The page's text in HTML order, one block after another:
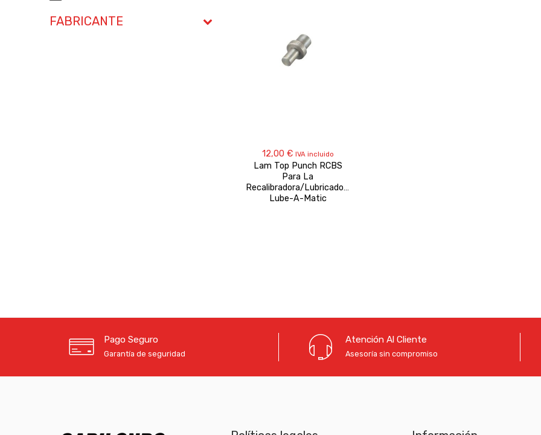
12,00 € IVA incluido
Lam Top Punch RCBS
Para La
Recalibradora/lubricadora
Lube-A-Matic
FABRICANTE
Pago Seguro
Garantía de seguridad
Atención Al Cliente
Asesoría sin compromiso